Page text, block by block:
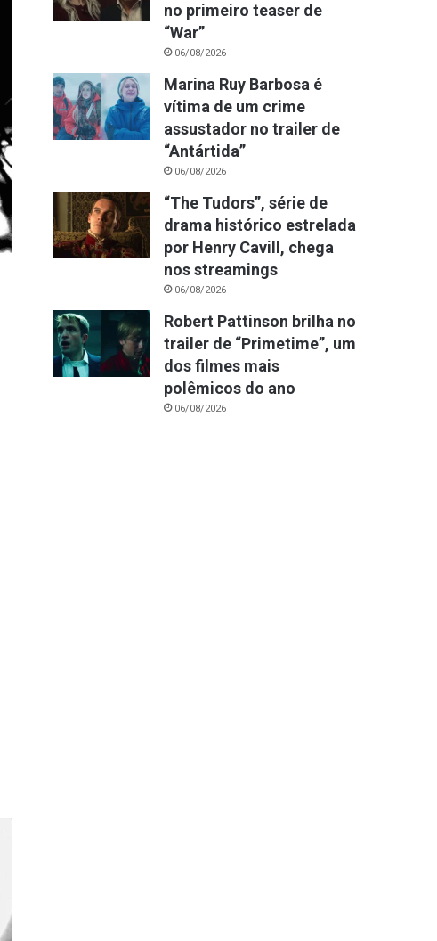
no primeiro teaser de
“War”
06/08/2026
Marina Ruy Barbosa é
vítima de um crime
assustador no trailer de
“Antártida”
06/08/2026
“The Tudors”, série de
drama histórico estrelada
por Henry Cavill, chega
nos streamings
06/08/2026
Robert Pattinson brilha no
trailer de “Primetime”, um
dos filmes mais
polêmicos do ano
06/08/2026